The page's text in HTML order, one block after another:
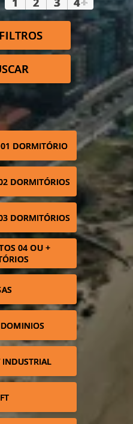
DORMITÓRIO
DORMITÓRIOS
DORMITÓRIOS
04 OU +